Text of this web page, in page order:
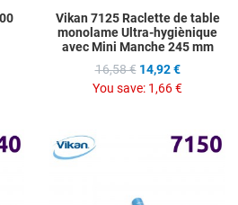
Vikan 7125 Raclette de table
monolame Ultra-hygiènique
avec Mini Manche 245 mm
16,58 € 14,92 €
You save: 1,66 €
Add to Wishlist